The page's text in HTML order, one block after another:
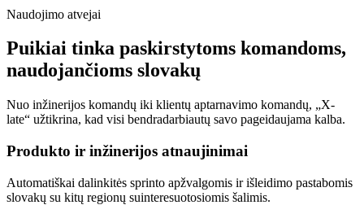
Naudojimo atvejai
Puikiai tinka paskirstytoms komandoms,
naudojančioms slovakų
Nuo inžinerijos komandų iki klientų aptarnavimo komandų, „X-
late“ užtikrina, kad visi bendradarbiautų savo pageidaujama kalba.
Produkto ir inžinerijos atnaujinimai
Automatiškai dalinkitės sprinto apžvalgomis ir išleidimo pastabomis
slovakų su kitų regionų suinteresuotosiomis šalimis.